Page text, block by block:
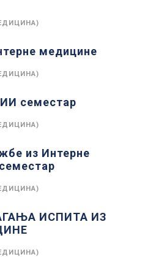
медицине
семестар
из Интерне
ИСПИТА ИЗ